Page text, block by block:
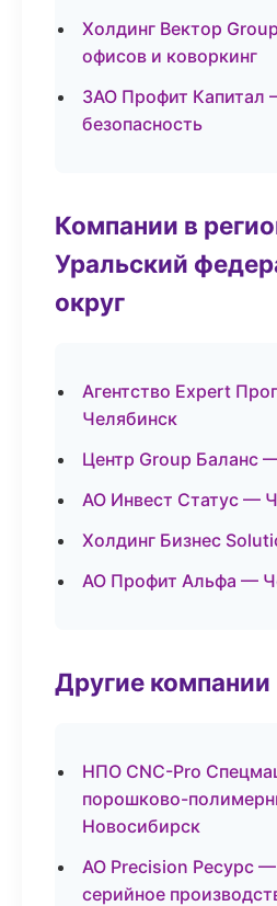
Холдинг Вектор
офисов и коворкинг
ЗАО Профит Капитал
безопасность
Компании в
Уральский
округ
Агентство Expert
Челябинск
Центр Group Баланс
АО Инвест Статус —
Холдинг Бизнес
АО Профит Альфа —
Другие компании
НПО CNC-Pro
порошково-
Новосибирск
АО Precision Ресурс —
серийное